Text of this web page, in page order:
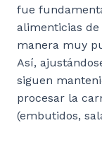
fue
alimenticias de
manera muy
Así,
siguen
procesar la
(embutidos,